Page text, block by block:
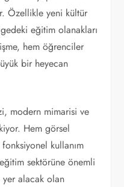
Özellikle yeni kültür
eğitim olanakları
hem öğrenciler
bir heyecan
modern mimarisi ve
Hem görsel
kullanım
sektörüne önemli
yer alacak olan